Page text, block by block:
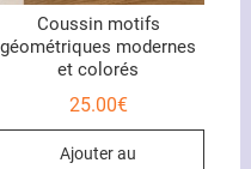
Coussin motifs
géométriques modernes
et colorés
25.00€
Ajouter au